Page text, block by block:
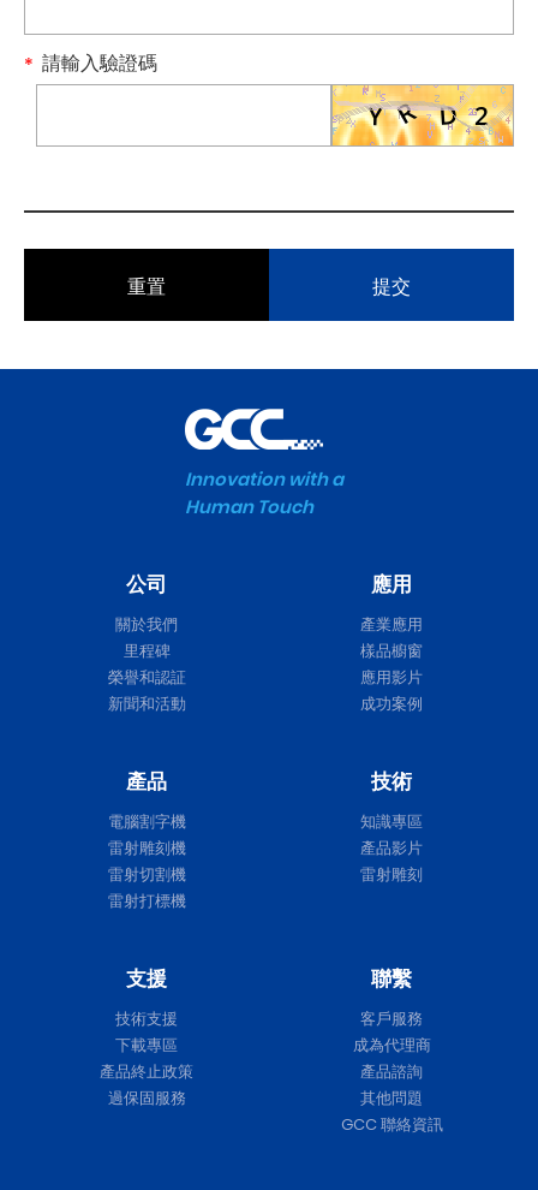
請輸入驗證碼
重置 提交
Innovation with a
Human Touch
公司
關於我們
里程碑
榮譽和認証
新聞和活動
應用
產業應用
樣品櫥窗
應用影片
成功案例
產品
電腦割字機
雷射雕刻機
雷射切割機
雷射打標機
技術
知識專區
產品影片
雷射雕刻
支援
技術支援
下載專區
產品終止政策
過保固服務
聯繫
客戶服務
成為代理商
產品諮詢
其他問題
GCC 聯絡資訊